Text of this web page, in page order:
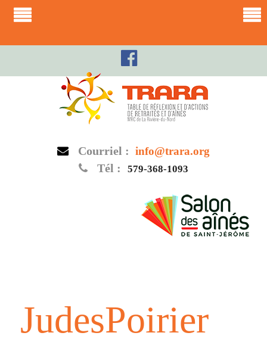
Courriel : info@trara.org
Tél : 579-368-1093
JudesPoirier